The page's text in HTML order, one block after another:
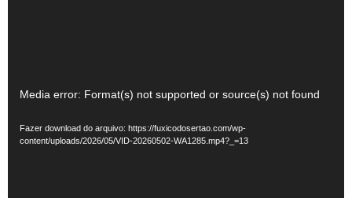
Tocador
vídeo
Media error: Format(s) not supported or source(s) not found
Fazer download do arquivo: https://fuxicodosertao.com/wp-
content/uploads/2026/05/VID-20260502-WA1285.mp4?_=13